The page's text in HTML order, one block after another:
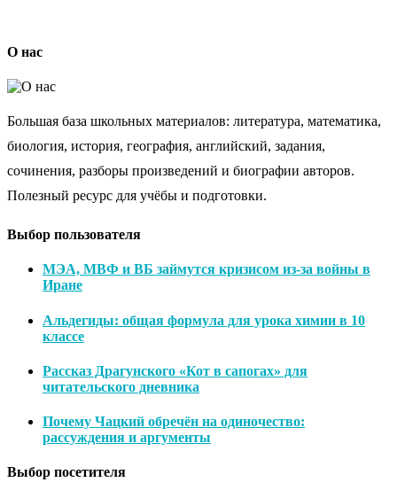
О нас
Большая база школьных материалов: литература, математика,
биология, история, география, английский, задания,
сочинения, разборы произведений и биографии авторов.
Полезный ресурс для учёбы и подготовки.
Выбор пользователя
МЭА, МВФ и ВБ займутся кризисом из-за войны в
Иране
Альдегиды: общая формула для урока химии в 10
классе
Рассказ Драгунского «Кот в сапогах» для
читательского дневника
Почему Чацкий обречён на одиночество:
рассуждения и аргументы
Выбор посетителя